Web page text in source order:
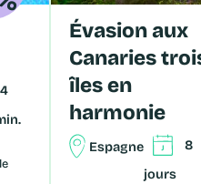
4
Évasion aux
Canaries
îles en
harmonie
Espagne
8
jours